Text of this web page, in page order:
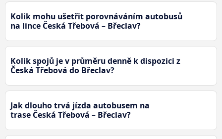
Kolik mohu ušetřit porovnáváním autobusů
na lince Česká Třebová – Břeclav?
Kolik spojů je v průměru denně k dispozici z
Česká Třebová do Břeclav?
Jak dlouho trvá jízda autobusem na
trase Česká Třebová – Břeclav?